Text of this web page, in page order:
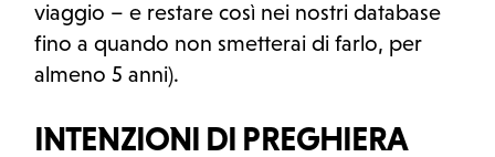
viaggio – e restare così nei nostri database
fino a quando non smetterai di farlo, per
almeno 5 anni).
INTENZIONI DI PREGHIERA